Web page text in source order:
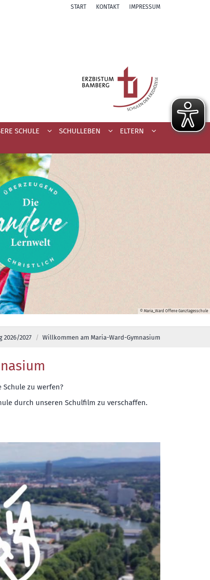
START KONTAKT IMPRESSUM
SCHULE SCHULLEBEN
ELTERN
© Maria_Ward Offene Ganztagesschule
2026/2027 Willkommen am Maria-Ward-Gymnasium
zu werfen?
durch unseren Schulfilm zu verschaffen.